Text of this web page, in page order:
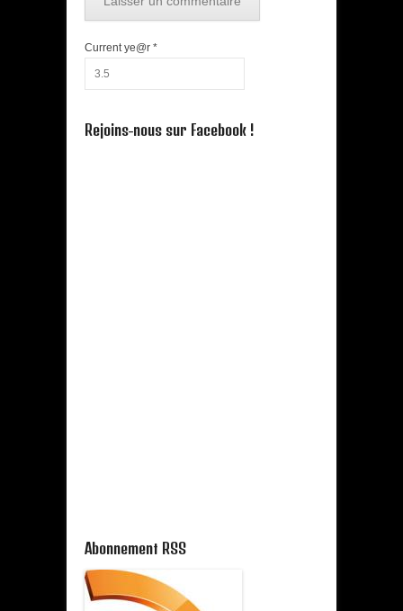
Current ye@r *
Rejoins-nous sur Facebook !
Abonnement RSS